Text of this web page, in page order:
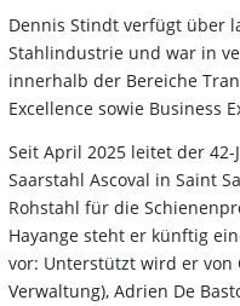
Dennis Stindt verfügt über
Stahlindustrie und war in
innerhalb der Bereiche
Excellence sowie Business
Seit April 2025 leitet der
Saarstahl Ascoval in Saint
Rohstahl für die
Hayange steht er künftig
vor: Unterstützt wird er von
Verwaltung), Adrien De